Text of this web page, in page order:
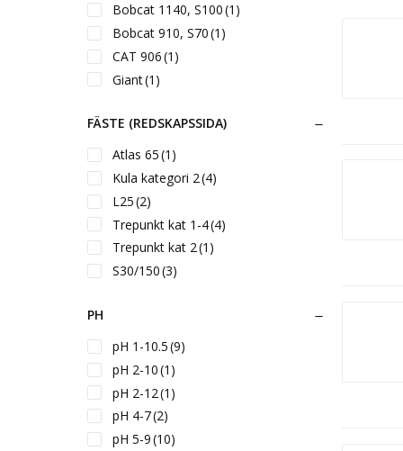
Bobcat 1140, S100(1)
Bobcat 910, S70(1)
CAT 906(1)
Giant(1)
ISME(1)
JCB Q-fit(1)
Kramer 180-350 (1)
Kramer 380-680
L30/Atlas 65 (1)
L40-L45(1)
Lehnoff MS01
Multione/Avant
S120
S30/150 + S40-kombi
S30/180 + S40-kombi
FÄSTE (REDSKAPSSIDA)
Atlas 65(1)
Kula kategori 2(4)
L25(2)
Trepunkt kat 1-4(4)
Trepunkt kat 2(1)
S30/150(3)
S45(6)
S50(5)
S60(8)
S70 (8)
S80(5)
PH
pH 1-10.5(9)
pH 2-10(1)
pH 2-12(1)
pH 4-7(2)
pH 5-9(10)